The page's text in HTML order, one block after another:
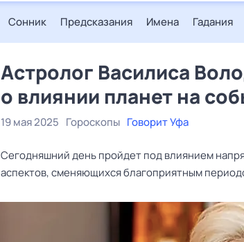
Сонник Предсказания Имена Гадания
Астролог Василиса
о влиянии планет на
19 мая 2025 Гороскопы Говорит Уфа
Сегодняшний день пройдет под влиянием
аспектов, сменяющихся благоприятным